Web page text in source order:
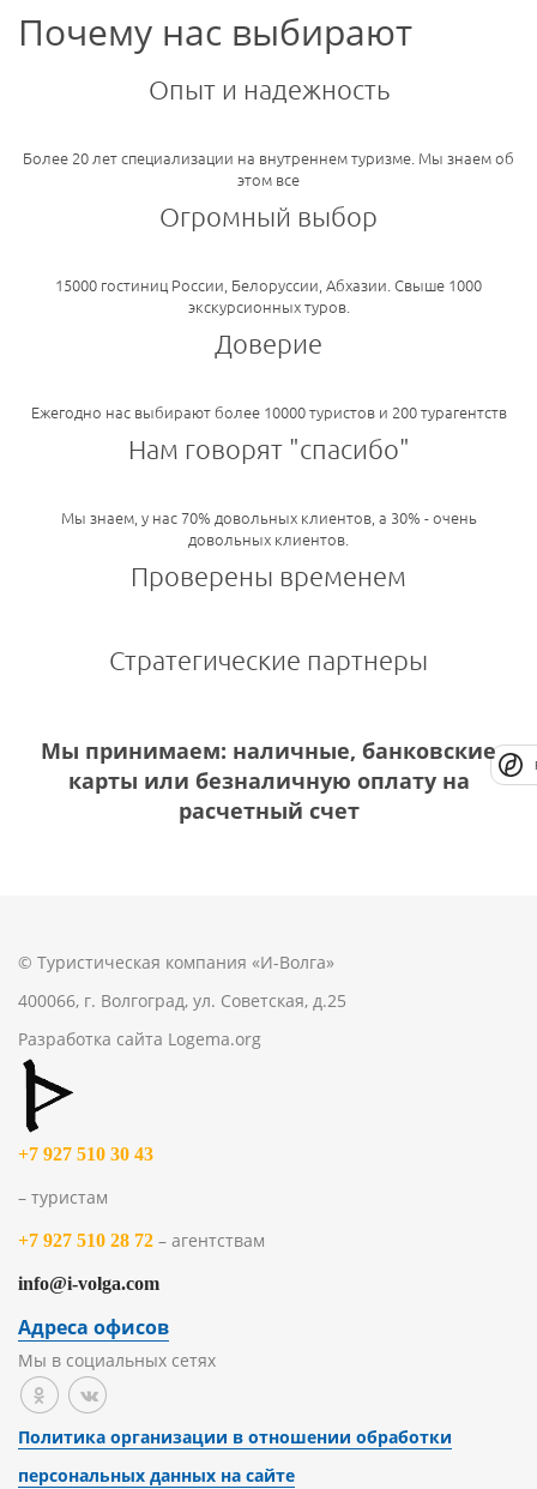
Почему нас выбирают
Опыт и надежность
Более 20 лет специализации на внутреннем туризме. Мы знаем об
этом все
Огромный выбор
15000 гостиниц России, Белоруссии, Абхазии. Свыше 1000
экскурсионных туров.
Доверие
Ежегодно нас выбирают более 10000 туристов и 200 турагентств
Нам говорят "спасибо"
Мы знаем, у нас 70% довольных клиентов, а 30% - очень
довольных клиентов.
Проверены временем
Стратегические партнеры
Мы принимаем: наличные, банковские
карты или безналичную оплату на
расчетный счет
© Туристическая компания «И-Волга»
400066, г. Волгоград, ул. Советская, д.25
Разработка сайта Logema.org
+7 927 510 30 43
– туристам
+7 927 510 28 72 – агентствам
info@i-volga.com
Адреса офисов
Мы в социальных сетях
Политика организации в отношении обработки
персональных данных на сайте